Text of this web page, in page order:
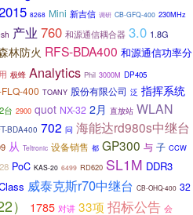
8268 Mini 新吉信 调研 CB-GFQ-400 230MHz
产业 760 和源通信耦合器 3.0 1.8G
林防火 RFS-BDA400 和源通信功率分
极蜂 Analytics Phil 3000M DP405
400 TOANY 股份有限公司 泛 指挥系统
台 2900 quot NX-32 2月 直放站 WLAN
BDA400 702 问 海能达rd980s中继台
从 Teltronic 设备销售 都 GP300 与 子 CCW
PoC KAS-20 6499 RD620 SL1M DDR3
威泰克斯r70中继台 CB-OHQ-400 32
） 1785 对讲 33项 招标公告 会